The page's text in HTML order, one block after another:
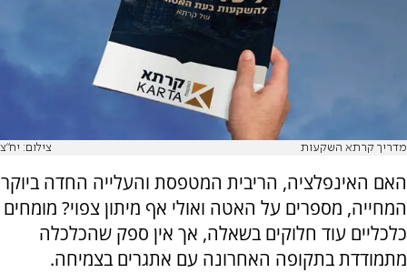
מדריך קרתא השקעות צילום: יח"צ
האם האינפלציה, הריבית המטפסת והעלייה החדה ביוקר
המחייה, מספרים על האטה ואולי אף מיתון צפוי? מומחים
כלכליים עוד חלוקים בשאלה, אך אין ספק שהכלכלה
מתמודדת בתקופה האחרונה עם אתגרים בצמיחה.